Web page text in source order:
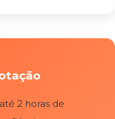
2 horas de